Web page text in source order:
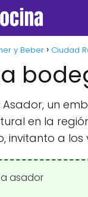
y Beber Ciudad
un
en la
invitanto a